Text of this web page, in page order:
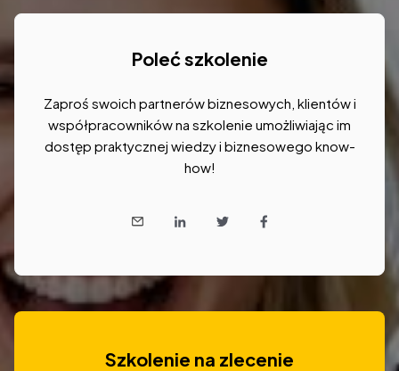
Poleć szkolenie
Zaproś swoich partnerów biznesowych, klientów i
współpracowników na szkolenie umożliwiając im
dostęp praktycznej wiedzy i biznesowego know-
how!
Szkolenie na zlecenie